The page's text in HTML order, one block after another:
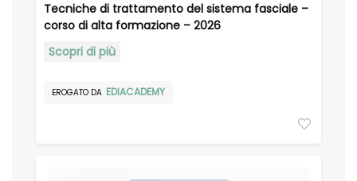
Tecniche di trattamento del sistema fasciale –
corso di alta formazione – 2026
Scopri di più
EROGATO DA EDIACADEMY